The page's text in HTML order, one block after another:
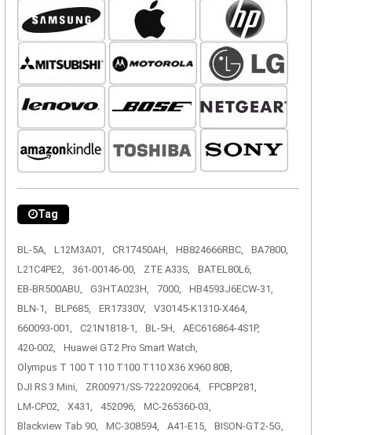
Tag
BL-5A, L12M3A01, CR17450AH, HB824666RBC,
BA7800,
L21C4PE2,
361-00146-00, ZTE A33S,
BATEL80L6,
EB-BR500ABU,
G3HTA023H, 7000,
HB4593J6ECW-31,
BLN-1,
BLP685, ER17330V,
V30145-K1310-X464,
660093-001,
C21N1818-1, BL-5H,
AEC616864-4S1P,
420-002,
Huawei GT2 Pro Smart Watch,
Olympus T 100 T 110 T100 T110 X36 X960 80B,
DJI RS 3 Mini,
ZR00971/SS-7222092064,
FPCBP281,
LM-CP02,
X431, 452096,
MC-265360-03,
Blackview Tab 90,
MC-308594, A41-E15,
BISON-GT2-5G,